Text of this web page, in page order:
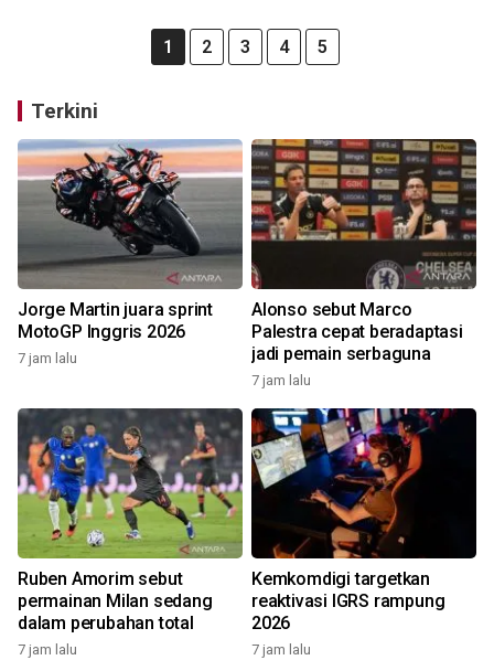
1 2 3 4 5
Terkini
Jorge Martin juara sprint
MotoGP Inggris 2026
7 jam lalu
Alonso sebut Marco
Palestra cepat beradaptasi
jadi pemain serbaguna
7 jam lalu
Ruben Amorim sebut
permainan Milan sedang
dalam perubahan total
7 jam lalu
Kemkomdigi targetkan
reaktivasi IGRS rampung
2026
7 jam lalu